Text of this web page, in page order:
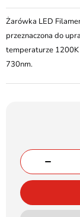
Żarówka LED
przeznaczona do
temperaturze
730nm.